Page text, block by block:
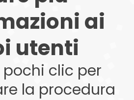
ai
utenti
clic per
la procedura